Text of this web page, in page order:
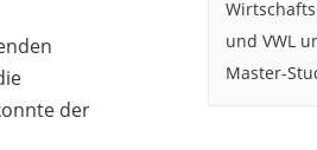
der
und VWL
Master-